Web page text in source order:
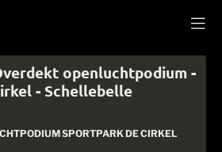
openluchtpodium -
- Schellebelle
SPORTPARK DE CIRKEL